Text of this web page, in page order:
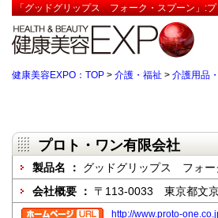
「グッドグリップス フォーク・スプーン」:
健康美容EXPO：TOP > 介護・福祉 > 介護用品
プロト・ワン有限会社
製品名 ： グッドグリップス フォー
会社概要 ： 〒113-0033 東京都文
http://www.proto-